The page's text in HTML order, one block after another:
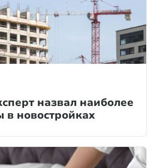
назвал наиболее
в новостройках